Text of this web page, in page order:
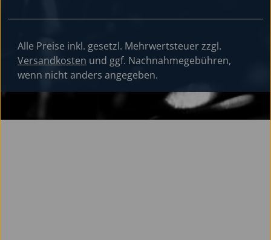
Alle Preise inkl. gesetzl. Mehrwertsteuer zzgl.
Versandkosten und ggf. Nachnahmegebühren,
wenn nicht anders angegeben.